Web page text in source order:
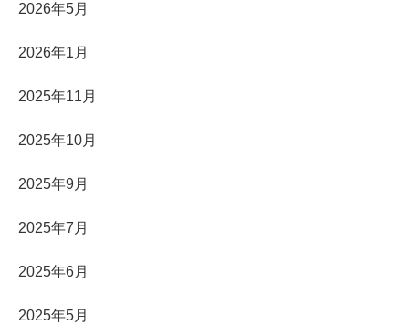
2026年5月
2026年1月
2025年11月
2025年10月
2025年9月
2025年7月
2025年6月
2025年5月